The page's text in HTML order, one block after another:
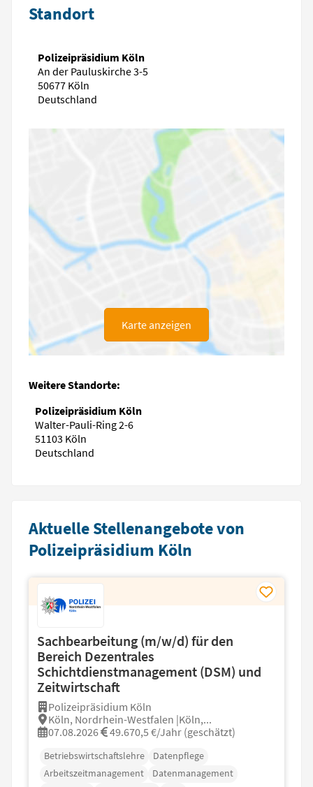
Standort
Polizeipräsidium Köln
An der Pauluskirche 3-5
50677 Köln
Deutschland
Karte anzeigen
Weitere Standorte:
Polizeipräsidium Köln
Walter-Pauli-Ring 2-6
51103 Köln
Deutschland
Aktuelle Stellenangebote von
Polizeipräsidium Köln
Sachbearbeitung (m/w/d) für den
Bereich Dezentrales
Schichtdienstmanagement (DSM) und
Zeitwirtschaft
Polizeipräsidium Köln
Köln, Nordrhein-Westfalen |Köln,...
07.08.2026
49.670,5 €/Jahr (geschätzt)
Betriebswirtschaftslehre
Datenpflege
Arbeitszeitmanagement
Datenmanagement